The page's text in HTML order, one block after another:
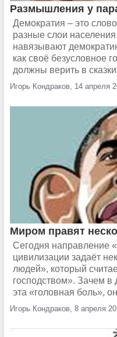
Размышления у
Демократия – это
разные слои
навязывают
как своё безусловное
должны верить в
Игорь Кондраков, 14 апреля
Миром правят
Сегодня направление
цивилизации задаёт
людей», который
господством». Зачем в
эта «головная боль»,
Игорь Кондраков, 8 апреля